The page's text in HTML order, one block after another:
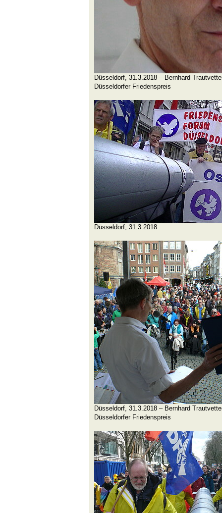
Düsseldorf, 31.3.2018 – Bernhard
Düsseldorfer Friedenspreis
Düsseldorf, 31.3.2018
Düsseldorf, 31.3.2018 – Bernhard
Düsseldorfer Friedenspreis